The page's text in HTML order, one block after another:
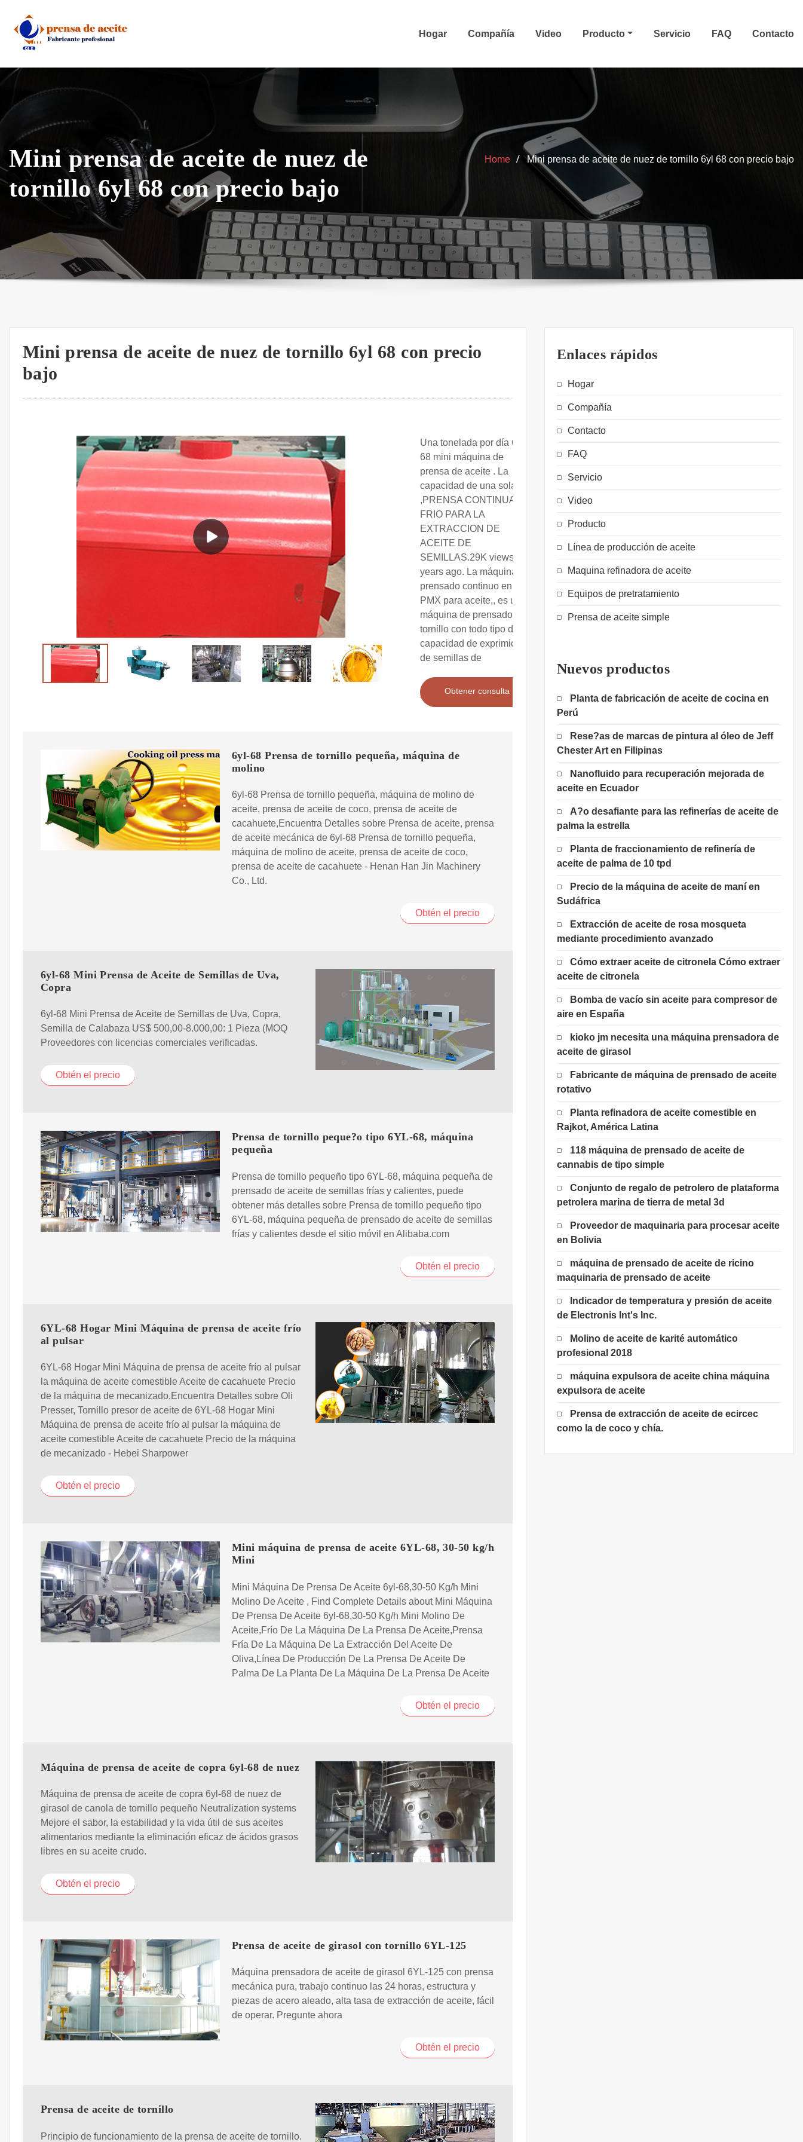
content
Hogar Compañía Video Producto Servicio FAQ Contacto
Mini prensa de aceite de nuez de
tornillo 6yl 68 con precio bajo
Home Mini prensa de aceite de nuez de tornillo 6yl 68 con precio bajo
Mini prensa de aceite de nuez de tornillo 6yl 68 con precio
bajo
Una tonelada por día 6yl-
68 mini máquina de
prensa de aceite . La
capacidad de una sola
,PRENSA CONTINUA EN
FRIO PARA LA
EXTRACCION DE
ACEITE DE
SEMILLAS.29K views 4
years ago. La máquina de
prensado continuo en frío
PMX para aceite,, es una
máquina de prensado de
tornillo con todo tipo de
capacidad de exprimido
de semillas de
Obtener consulta
6yl-68 Prensa de tornillo pequeña, máquina de
molino
6yl-68 Prensa de tornillo pequeña, máquina de molino de
aceite, prensa de aceite de coco, prensa de aceite de
cacahuete,Encuentra Detalles sobre Prensa de aceite, prensa
de aceite mecánica de 6yl-68 Prensa de tornillo pequeña,
máquina de molino de aceite, prensa de aceite de coco,
prensa de aceite de cacahuete - Henan Han Jin Machinery
Co., Ltd.
Obtén el precio
6yl-68 Mini Prensa de Aceite de Semillas de Uva,
Copra
6yl-68 Mini Prensa de Aceite de Semillas de Uva, Copra,
Semilla de Calabaza US$ 500,00-8.000,00: 1 Pieza (MOQ
Proveedores con licencias comerciales verificadas.
Obtén el precio
Prensa de tornillo peque?o tipo 6YL-68, máquina
pequeña
Prensa de tornillo pequeño tipo 6YL-68, máquina pequeña de
prensado de aceite de semillas frías y calientes, puede
obtener más detalles sobre Prensa de tornillo pequeño tipo
6YL-68, máquina pequeña de prensado de aceite de semillas
frías y calientes desde el sitio móvil en Alibaba.com
Obtén el precio
6YL-68 Hogar Mini Máquina de prensa de aceite frío
al pulsar
6YL-68 Hogar Mini Máquina de prensa de aceite frío al pulsar
la máquina de aceite comestible Aceite de cacahuete Precio
de la máquina de mecanizado,Encuentra Detalles sobre Oli
Presser, Tornillo presor de aceite de 6YL-68 Hogar Mini
Máquina de prensa de aceite frío al pulsar la máquina de
aceite comestible Aceite de cacahuete Precio de la máquina
de mecanizado - Hebei Sharpower
Obtén el precio
Mini máquina de prensa de aceite 6YL-68, 30-50 kg/h
Mini
Mini Máquina De Prensa De Aceite 6yl-68,30-50 Kg/h Mini
Molino De Aceite , Find Complete Details about Mini Máquina
De Prensa De Aceite 6yl-68,30-50 Kg/h Mini Molino De
Aceite,Frío De La Máquina De La Prensa De Aceite,Prensa
Fría De La Máquina De La Extracción Del Aceite De
Oliva,Línea De Producción De La Prensa De Aceite De
Palma De La Planta De La Máquina De La Prensa De Aceite
Obtén el precio
Máquina de prensa de aceite de copra 6yl-68 de nuez
Máquina de prensa de aceite de copra 6yl-68 de nuez de
girasol de canola de tornillo pequeño Neutralization systems
Mejore el sabor, la estabilidad y la vida útil de sus aceites
alimentarios mediante la eliminación eficaz de ácidos grasos
libres en su aceite crudo.
Obtén el precio
Prensa de aceite de girasol con tornillo 6YL-125
Máquina prensadora de aceite de girasol 6YL-125 con prensa
mecánica pura, trabajo continuo las 24 horas, estructura y
piezas de acero aleado, alta tasa de extracción de aceite, fácil
de operar. Pregunte ahora
Obtén el precio
Prensa de aceite de tornillo
Principio de funcionamiento de la prensa de aceite de tornillo.
Enlaces rápidos
Hogar
Compañía
Contacto
FAQ
Servicio
Video
Producto
Línea de producción de aceite
Maquina refinadora de aceite
Equipos de pretratamiento
Prensa de aceite simple
Nuevos productos
Planta de fabricación de aceite de cocina en
Perú
Rese?as de marcas de pintura al óleo de Jeff
Chester Art en Filipinas
Nanofluido para recuperación mejorada de
aceite en Ecuador
A?o desafiante para las refinerías de aceite de
palma la estrella
Planta de fraccionamiento de refinería de
aceite de palma de 10 tpd
Precio de la máquina de aceite de maní en
Sudáfrica
Extracción de aceite de rosa mosqueta
mediante procedimiento avanzado
Cómo extraer aceite de citronela Cómo extraer
aceite de citronela
Bomba de vacío sin aceite para compresor de
aire en España
kioko jm necesita una máquina prensadora de
aceite de girasol
Fabricante de máquina de prensado de aceite
rotativo
Planta refinadora de aceite comestible en
Rajkot, América Latina
118 máquina de prensado de aceite de
cannabis de tipo simple
Conjunto de regalo de petrolero de plataforma
petrolera marina de tierra de metal 3d
Proveedor de maquinaria para procesar aceite
en Bolivia
máquina de prensado de aceite de ricino
maquinaria de prensado de aceite
Indicador de temperatura y presión de aceite
de Electronis Int's Inc.
Molino de aceite de karité automático
profesional 2018
máquina expulsora de aceite china máquina
expulsora de aceite
Prensa de extracción de aceite de ecircec
como la de coco y chía.